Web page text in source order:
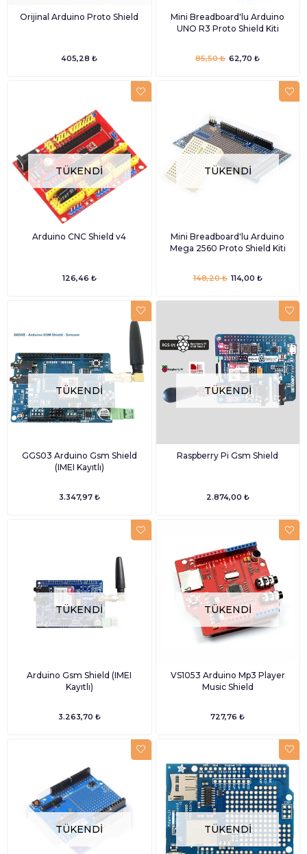
Orijinal Arduino Proto Shield
405,28 ₺
Mini Breadboard'lu Arduino
UNO R3 Proto Shield Kiti
62,70 ₺
85,50 ₺
TÜKENDI
Arduino CNC Shield v4
126,46 ₺
TÜKENDI
Mini Breadboard'lu Arduino
Mega 2560 Proto Shield Kiti
114,00 ₺
148,20 ₺
TÜKENDI
GGS03 Arduino Gsm Shield
(IMEI Kayıtlı)
3.347,97 ₺
TÜKENDI
Raspberry Pi Gsm Shield
2.874,00 ₺
TÜKENDI
Arduino Gsm Shield (IMEI
Kayıtlı)
3.263,70 ₺
TÜKENDI
VS1053 Arduino Mp3 Player
Music Shield
727,76 ₺
TÜKENDI TÜKENDI